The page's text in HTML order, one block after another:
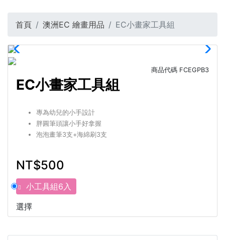
首頁 澳洲EC 繪畫用品 EC小畫家工具組
商品代碼 FCEGPB3
EC小畫家工具組
專為幼兒的小手設計
胖圓筆頭讓小手好拿握
泡泡畫筆3支+海綿刷3支
NT$500
小工具組6入
選擇